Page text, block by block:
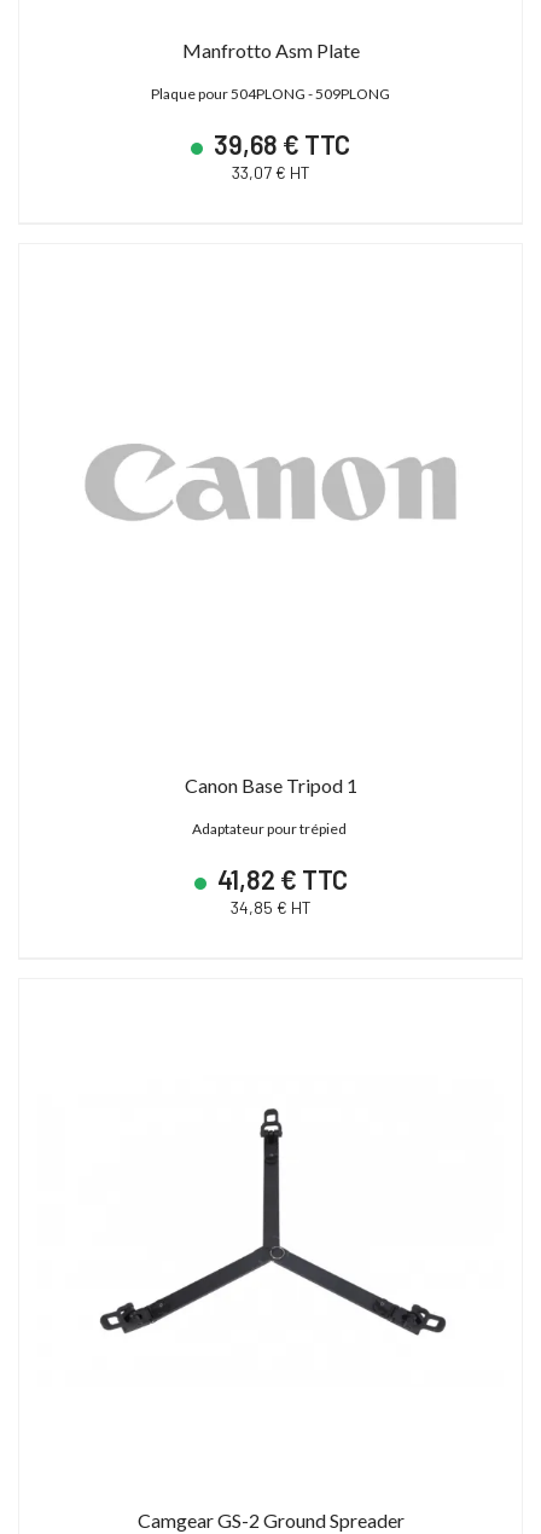
Manfrotto Asm Plate
Plaque pour 504PLONG - 509PLONG
39,68 € TTC
33,07 € HT
Canon Base Tripod 1
Adaptateur pour trépied
41,82 € TTC
34,85 € HT
Camgear GS-2 Ground Spreader